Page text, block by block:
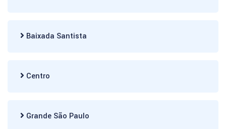
Baixada Santista
Centro
Grande São Paulo